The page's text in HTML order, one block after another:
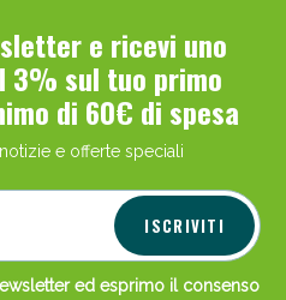
e ricevi uno
3% sul tuo primo
di 60€ di spesa
e offerte speciali
ISCRIVITI
ed esprimo il consenso